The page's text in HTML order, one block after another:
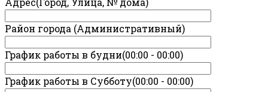
Район города (Административный)
График работы в будни(00:00 - 00:00)
График работы в Субботу(00:00 - 00:00)